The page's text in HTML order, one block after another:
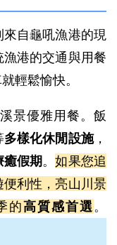
自龜吼漁港的現
港的交通與用餐
輕鬆愉快。
景優雅用餐。飯
多樣化休閒設施，
癒假期。如果您追
利性，亮山川景
的高質感首選 。